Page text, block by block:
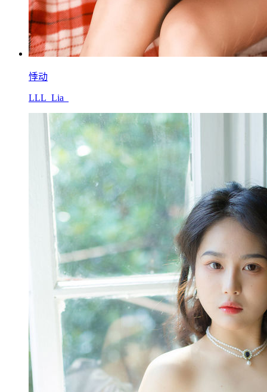
悸动
LLL_Lia_